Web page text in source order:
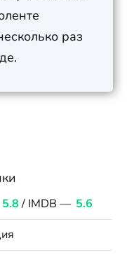
раз
5.8 / IMDB — 5.6